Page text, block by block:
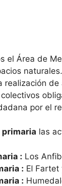
el Área de
realización
por el
primaria las
: Los
: El Fartet
: